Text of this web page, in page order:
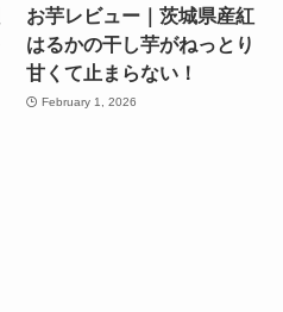
お芋レビュー｜茨城県産紅
はるかの干し芋がねっとり
甘くて止まらない！
February 1, 2026